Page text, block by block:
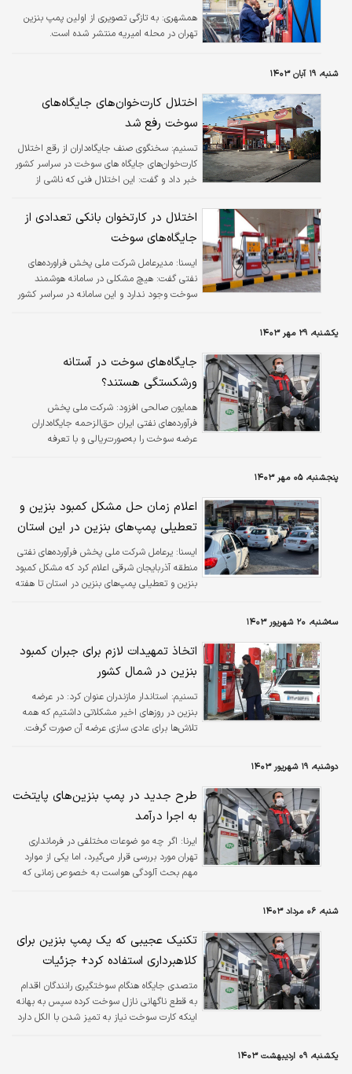
همشهری: به تازگی تصویری از اولین پمپ بنزین
تهران در محله امیریه منتشر شده است.
شنبه، ۱۹ آبان ۱۴۰۳
اختلال کارت‌خوان‌های جایگاه‌های
سوخت رفع شد
تسنیم: سخنگوی صنف جایگاه‌داران از رقع اختلال
کارت‌خوان‌های جایگاه های سوخت در سراسر کشور
خبر داد و گفت: این اختلال فنی که ناشی از
۴۰درصد جایگاه‌ها بروز کرده بود که اکنون کاملا رفع
شده است.
اختلال در کارتخوان‌ بانکی تعدادی از
جایگاه‌های سوخت
ايسنا: مدیرعامل شرکت ملی پخش فراورده‌های
نفتی گفت: هیچ مشکلی در سامانه‌ هوشمند
سوخت وجود ندارد و این سامانه در سراسر کشور
یکشنبه، ۲۹ مهر ۱۴۰۳
جایگاه‌‌‌‌‌‌‌‌های سوخت در آستانه
ورشکستگی هستند؟
همایون صالحی افزود: شرکت ملی پخش
فرآورده‌های نفتی ایران حق‌الزحمه جایگاه‌داران
عرضه سوخت را به‌صورت‌ریالی و با تعرفه
توجیه اقتصادی دور کرده، بلکه باعث ناترازی و
زیان شده‌است.
پنجشنبه، ۰۵ مهر ۱۴۰۳
اعلام زمان حل مشکل کمبود بنزین و
تعطیلی پمپ‌های بنزین‌ در این استان
ایسنا: یرعامل شرکت ملی پخش فرآورده‌های نفتی
منطقه آذربایجان شرقی اعلام کرد که مشکل کمبود
بنزین و تعطیلی پمپ‌های بنزین‌ در استان تا هفته
سه‌شنبه، ۲۰ شهریور ۱۴۰۳
اتخاذ تمهیدات لازم برای جبران کمبود
بنزین در شمال کشور
تسنیم: استاندار مازندران عنوان کرد: در عرضه
بنزین در روزهای اخیر مشکلاتی داشتیم که همه
تلاش‌ها برای عادی سازی عرضه آن صورت گرفت.
دوشنبه، ۱۹ شهریور ۱۴۰۳
طرح جدید در پمپ بنزین‌های پایتخت
به اجرا درآمد
ایرنا: اگر چه مو ضوعات مختلفی در فرمانداری
تهران مورد بررسی قرار می‌گیرد، اما یکی از موارد
مهم بحث آلودگی هواست به خصوص زمانی که
شنبه، ۰۶ مرداد ۱۴۰۳
تکنیک عجیبی که یک پمپ بنزین برای
کلاهبرداری استفاده کرد+ جزئیات
متصدی جایگاه هنگام سوختگیری رانندگان اقدام
به قطع ناگهانی نازل سوخت کرده سپس به بهانه
اینکه کارت سوخت نیاز به تمیز شدن با الکل دارد
یکشنبه، ۰۹ اردیبهشت ۱۴۰۳